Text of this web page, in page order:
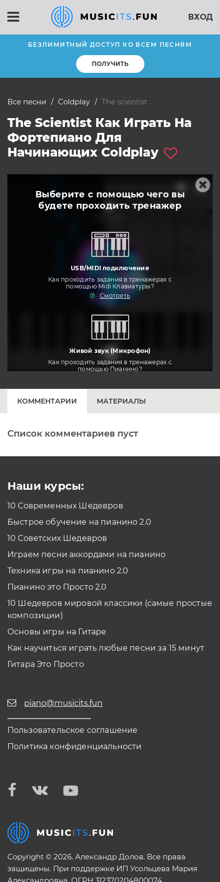
ВХОД
БЕЗЛИМИТНЫЙ ДОСТУП КО ВСЕМ ПЕСНЯМ
ПОЛУЧИТЬ
Все песни Coldplay the scientist
The Scientist Как Играть На
Фортепиано Для
Начинающих Coldplay
Выберите с помощью чего вы
будете проходить тренажер
USB/MIDI подключение
Как проходить задания в тренажерах с
помощью Midi Клавиатуры?
Смотреть
Живой звук (Микрофон)
Как проходить задания в тренажерах с
помощью Пианино?
Печатная клавиатура
Как проходить задания в тренажерах с
помощью Планшета/телефона?
тренировать
КОММЕНТАРИИ МАТЕРИАЛЫ
Список комментариев пуст
Наши курсы:
10 Современных Шедевров
Быстрое обучение на пианино 2.0
10 Советских Шедевров
Играем песни аккордами на пианино
Техника игры на пианино 2.0
Пианино это Просто 2.0
10 Шедевров мировой классики (самые простые
композиции)
Основы игры на Гитаре
Как научиться играть любые песни за 15 минут
Гитара Это Просто
piano@musicits.fun
Пользовательское соглашение
Политика конфиденциальности
Copyright © 2026. Александр Долов. Все права
защищены. При поддержке ИП Усольцева Мария